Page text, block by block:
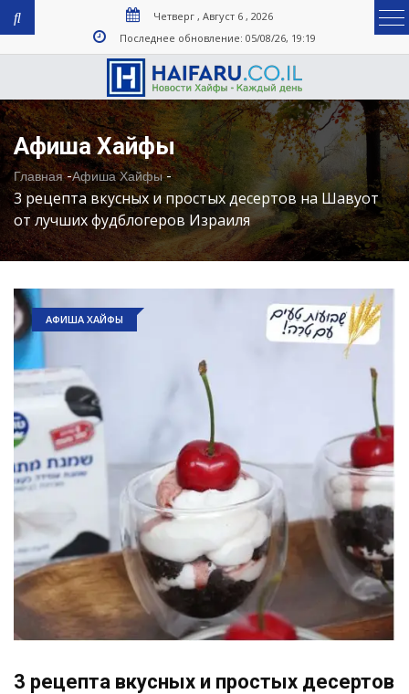
Четверг , Август 6 , 2026
Последнее обновление: 05/08/26, 19:19
Афиша Хайфы
Главная-Афиша Хайфы-
3 рецепта вкусных и простых десертов на Шавуот
от лучших фудблогеров Израиля
АФИША ХАЙФЫ
3 рецепта вкусных и простых десертов